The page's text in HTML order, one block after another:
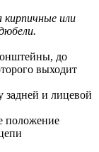
кирпичные или
до
выходит
и лицевой
положение